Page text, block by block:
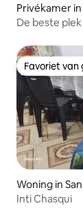
Privékamer
De beste
Favoriet van
Favoriet van
Woning in
Inti Chasqui